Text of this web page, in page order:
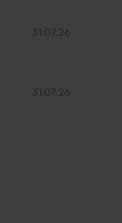
31.07.26
31.07.26